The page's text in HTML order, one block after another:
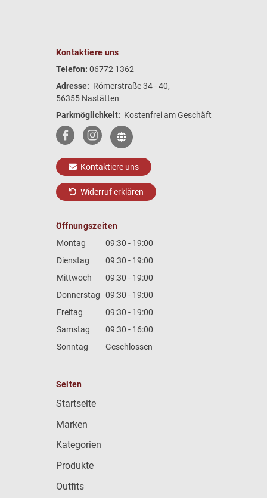
Kontaktiere uns
Telefon: 06772 1362
Adresse: Römerstraße 34 - 40,
56355 Nastätten
Parkmöglichkeit: Kostenfrei am Geschäft
Kontaktiere uns
Widerruf erklären
Öffnungszeiten
Montag
09:30 - 19:00
Dienstag
09:30 - 19:00
Mittwoch
09:30 - 19:00
Donnerstag
09:30 - 19:00
Freitag
09:30 - 19:00
Samstag
09:30 - 16:00
Sonntag
Geschlossen
Seiten
Startseite
Marken
Kategorien
Produkte
Outfits